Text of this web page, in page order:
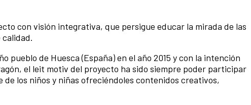
con visión integrativa, que persigue educar la mirada de las
pueblo de Huesca (España) en el año 2015 y con la intención
el leit motiv del proyecto ha sido siempre poder participar
los niños y niñas ofreciéndoles contenidos creativos,